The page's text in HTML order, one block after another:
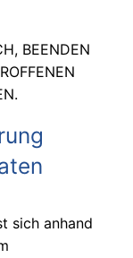
BEENDEN
sich anhand